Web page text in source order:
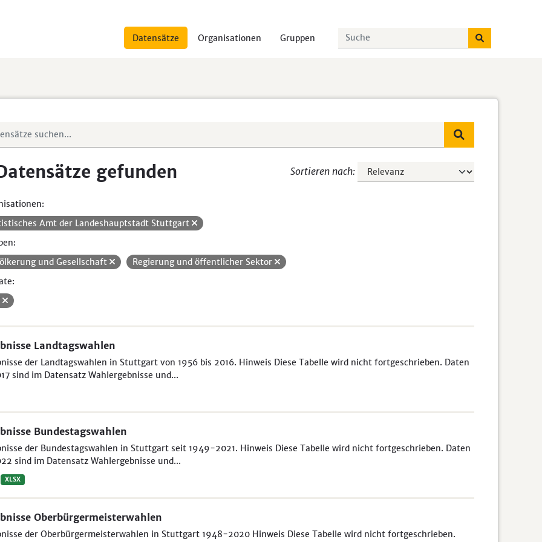
Datensätze Organisationen Gruppen
Sortieren nach
gefunden
Amt der Landeshauptstadt Stuttgart
und Gesellschaft
Regierung und öffentlicher Sektor
Landtagswahlen
der Landtagswahlen in Stuttgart von 1956 bis 2016. Hinweis Diese Tabelle wird nicht fortgeschrieben. Daten
sind im Datensatz Wahlergebnisse und...
Bundestagswahlen
der Bundestagswahlen in Stuttgart seit 1949-2021. Hinweis Diese Tabelle wird nicht fortgeschrieben. Daten
sind im Datensatz Wahlergebnisse und...
XLSX
Oberbürgermeisterwahlen
der Oberbürgermeisterwahlen in Stuttgart 1948-2020 Hinweis Diese Tabelle wird nicht fortgeschrieben.